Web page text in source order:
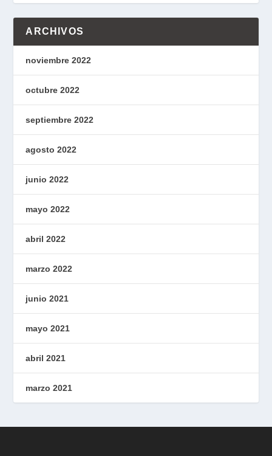
ARCHIVOS
noviembre 2022
octubre 2022
septiembre 2022
agosto 2022
junio 2022
mayo 2022
abril 2022
marzo 2022
junio 2021
mayo 2021
abril 2021
marzo 2021